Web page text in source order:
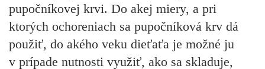
pupočníkovej krvi. Do akej miery, a pri
ktorých ochoreniach sa pupočníková krv dá
použiť, do akého veku dieťaťa je možné ju
v prípade nutnosti využiť, ako sa skladuje,